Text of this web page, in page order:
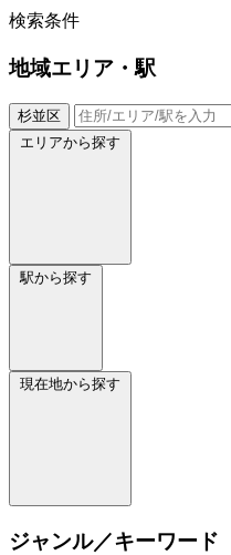
検索条件
地域エリア・駅
杉並区
エリアから探す
駅から探す
現在地から探す
ジャンル／キーワード